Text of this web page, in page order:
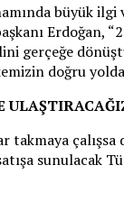
büyük
gerçeğe
doğru